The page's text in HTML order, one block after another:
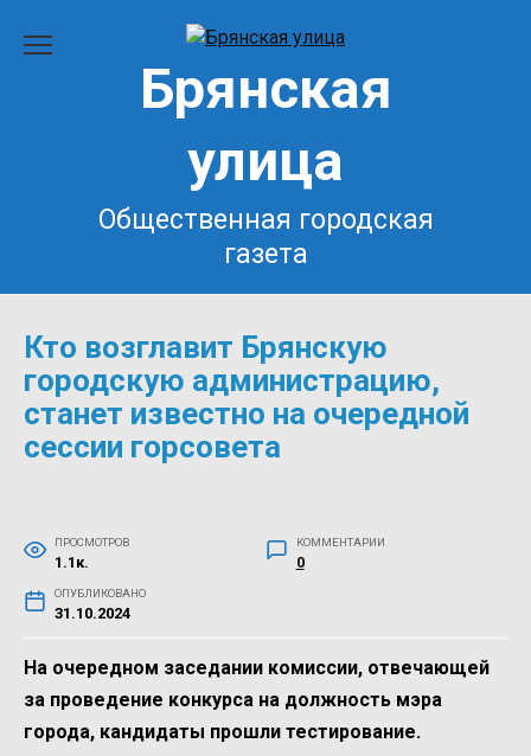
Брянская
улица
Общественная городская
газета
Кто возглавит Брянскую
городскую администрацию,
станет известно на очередной
сессии горсовета
ПРОСМОТРОВ
1.1к.
КОММЕНТАРИИ
0
ОПУБЛИКОВАНО
31.10.2024
На очередном заседании комиссии, отвечающей
за проведение конкурса на должность мэра
города, кандидаты прошли тестирование.